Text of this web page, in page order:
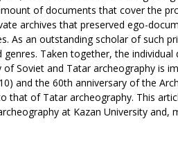
of documents that cover the
archives that preserved ego-
As an outstanding scholar of such
genres. Taken together, the
Soviet and Tatar archeography is
and the 60th anniversary of the
that of Tatar archeography. This
at Kazan University and,